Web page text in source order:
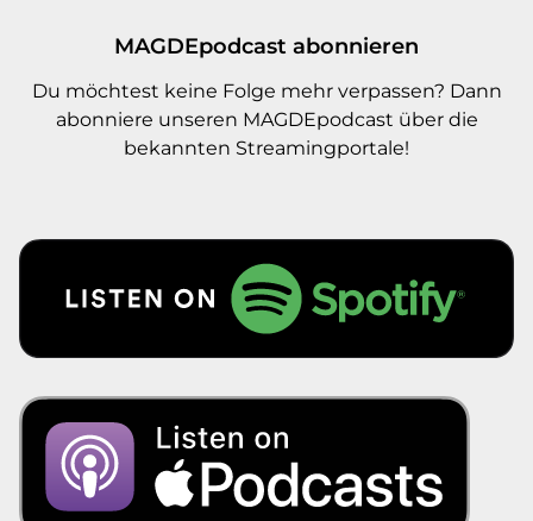
MAGDEpodcast abonnieren
Du möchtest keine Folge mehr verpassen? Dann
abonniere unseren MAGDEpodcast über die
bekannten Streamingportale!